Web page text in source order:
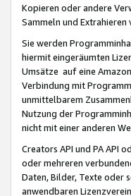
Kopieren oder andere
Sammeln und
Sie werden
hiermit eingeräumten
Umsätze auf eine
Verbindung mit
unmittelbarem
Nutzung der
nicht mit einer anderen
Creators API und PA API
oder mehreren
Daten, Bilder, Texte oder
anwendbaren